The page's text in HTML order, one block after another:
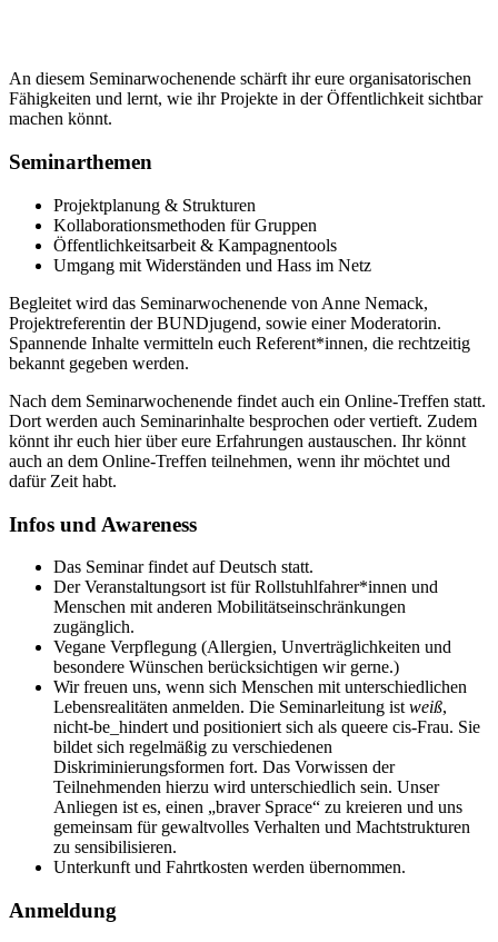
An diesem Seminarwochenende schärft ihr eure organisatorischen
Fähigkeiten und lernt, wie ihr Projekte in der Öffentlichkeit sichtbar
machen könnt.
Seminarthemen
Projektplanung & Strukturen
Kollaborationsmethoden für Gruppen
Öffentlichkeitsarbeit & Kampagnentools
Umgang mit Widerständen und Hass im Netz
Begleitet wird das Seminarwochenende von Anne Nemack,
Projektreferentin der BUNDjugend, sowie einer Moderatorin.
Spannende Inhalte vermitteln euch Referent*innen, die rechtzeitig
bekannt gegeben werden.
Nach dem Seminarwochenende findet auch ein Online-Treffen statt.
Dort werden auch Seminarinhalte besprochen oder vertieft. Zudem
könnt ihr euch hier über eure Erfahrungen austauschen. Ihr könnt
auch an dem Online-Treffen teilnehmen, wenn ihr möchtet und
dafür Zeit habt.
Infos und Awareness
Das Seminar findet auf Deutsch statt.
Der Veranstaltungsort ist für Rollstuhlfahrer*innen und
Menschen mit anderen Mobilitätseinschränkungen
zugänglich.
Vegane Verpflegung (Allergien, Unverträglichkeiten und
besondere Wünschen berücksichtigen wir gerne.)
Wir freuen uns, wenn sich Menschen mit unterschiedlichen
Lebensrealitäten anmelden. Die Seminarleitung ist weiß,
nicht-be_hindert und positioniert sich als queere cis-Frau. Sie
bildet sich regelmäßig zu verschiedenen
Diskriminierungsformen fort. Das Vorwissen der
Teilnehmenden hierzu wird unterschiedlich sein. Unser
Anliegen ist es, einen „braver Sprace“ zu kreieren und uns
gemeinsam für gewaltvolles Verhalten und Machtstrukturen
zu sensibilisieren.
Unterkunft und Fahrtkosten werden übernommen.
Anmeldung